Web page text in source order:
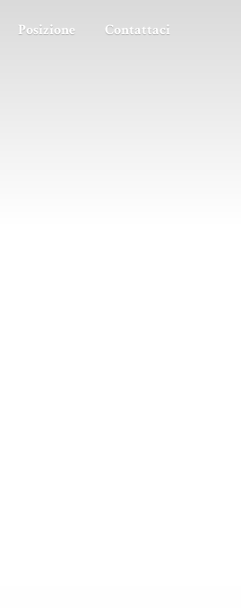
Posizione Contattaci